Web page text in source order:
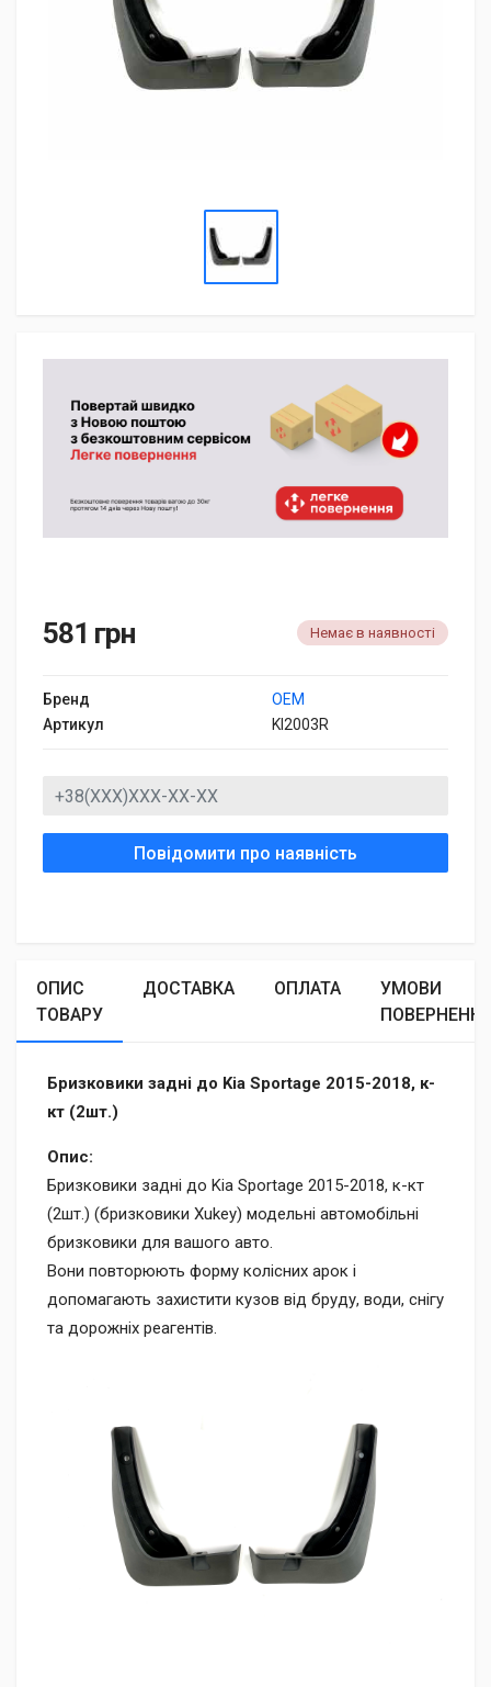
581 грн Немає в наявності
Бренд
OEM
Артикул
KI2003R
Повідомити про наявність
ОПИС
ТОВАРУ
ДОСТАВКА ОПЛАТА
УМОВИ
Бризковики задні до Kia Sportage 2015-2018, к-
кт (2шт.)
Опис:
Бризковики задні до Kia Sportage 2015-2018, к-кт
(2шт.) (бризковики Xukey) модельні автомобільні
бризковики для вашого авто.
Вони повторюють форму колісних арок і
допомагають захистити кузов від бруду, води, снігу
та дорожніх реагентів.